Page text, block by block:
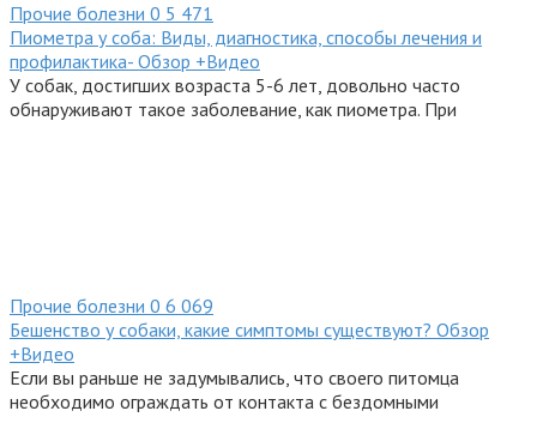
Прочие болезни 0 5 471
Пиометра у соба: Виды, диагностика, способы лечения и
профилактика- Обзор +Видео
У собак, достигших возраста 5-6 лет, довольно часто
обнаруживают такое заболевание, как пиометра. При
Прочие болезни 0 6 069
Бешенство у собаки, какие симптомы существуют? Обзор
+Видео
Если вы раньше не задумывались, что своего питомца
необходимо ограждать от контакта с бездомными